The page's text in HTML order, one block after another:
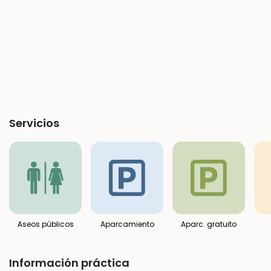
Servicios
Aseos públicos Aparcamiento Aparc. gratuito
Información práctica